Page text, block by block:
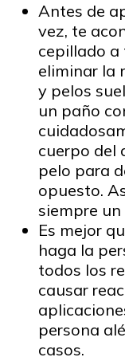
Antes de
vez, te
cepillado
eliminar la
y pelos
un paño
cuerpo del
pelo para
opuesto.
siempre
Es mejor
haga la
todos los
causar
persona
casos.